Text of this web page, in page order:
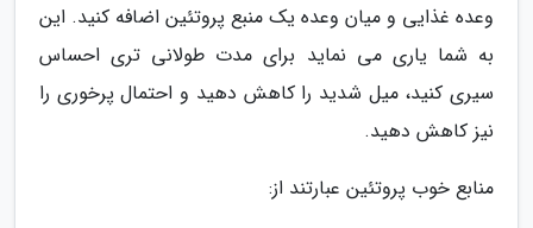
وعده غذایی و میان وعده یک منبع پروتئین اضافه کنید. این
به شما یاری می نماید برای مدت طولانی تری احساس
سیری کنید، میل شدید را کاهش دهید و احتمال پرخوری را
نیز کاهش دهید.
منابع خوب پروتئین عبارتند از: